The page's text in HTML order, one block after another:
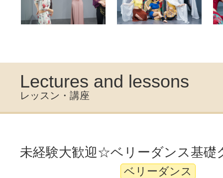
Lectures and lessons
レッスン・講座
未経験大歓迎☆ベリーダンス基礎
ベリーダンス